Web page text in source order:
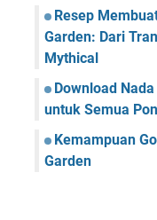
Resep
Garden: Dari
Mythical
Download
untuk Semua
Kemampuan
Garden